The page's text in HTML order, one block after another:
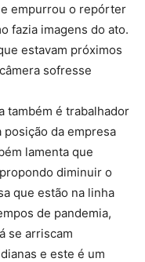
empurrou o repórter
fazia imagens do ato.
estavam próximos
sofresse
também é trabalhador
da empresa
lamenta que
diminuir o
que estão na linha
de pandemia,
se arriscam
e este é um